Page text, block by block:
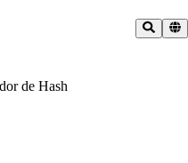
de Hash